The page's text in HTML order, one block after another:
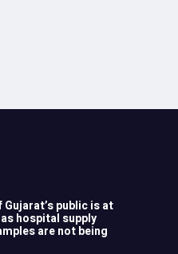
public is at
as hospital supply
are not being